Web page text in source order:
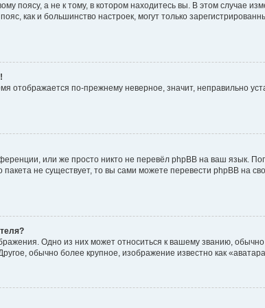
поясу, а не к тому, в котором находитесь вы. В этом случае
как и большинство настроек, могут только
отображается по-прежнему неверное, значит, неправильно
или же просто никто не перевёл phpBB на ваш язык.
пакета не существует, то вы сами можете перевести phpBB
Одно из них может относиться к вашему званию,
обычно более крупное, изображение известно как